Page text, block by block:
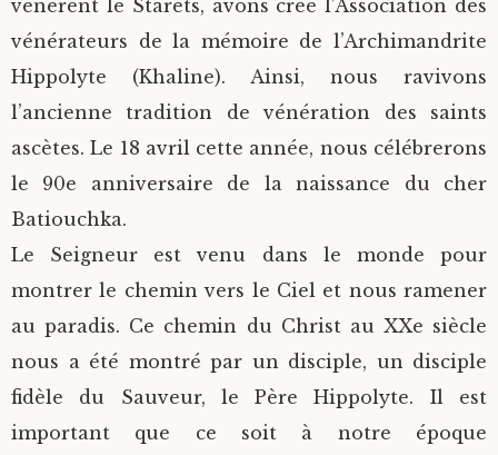
vénèrent le Starets, avons créé l’Association des
vénérateurs de la mémoire de l’Archimandrite
Hippolyte (Khaline). Ainsi, nous ravivons
l’ancienne tradition de vénération des saints
ascètes. Le 18 avril cette année, nous célébrerons
le 90e anniversaire de la naissance du cher
Batiouchka.
Le Seigneur est venu dans le monde pour
montrer le chemin vers le Ciel et nous ramener
au paradis. Ce chemin du Christ au XXe siècle
nous a été montré par un disciple, un disciple
fidèle du Sauveur, le Père Hippolyte. Il est
important que ce soit à notre époque